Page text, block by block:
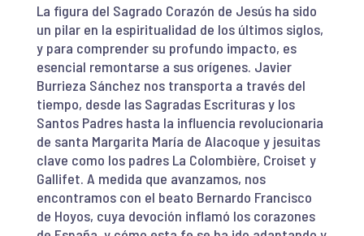
La figura del Sagrado Corazón de Jesús ha sido
un pilar en la espiritualidad de los últimos siglos,
y para comprender su profundo impacto, es
esencial remontarse a sus orígenes. Javier
Burrieza Sánchez nos transporta a través del
tiempo, desde las Sagradas Escrituras y los
Santos Padres hasta la influencia revolucionaria
de santa Margarita María de Alacoque y jesuitas
clave como los padres La Colombière, Croiset y
Gallifet. A medida que avanzamos, nos
encontramos con el beato Bernardo Francisco
de Hoyos, cuya devoción inflamó los corazones